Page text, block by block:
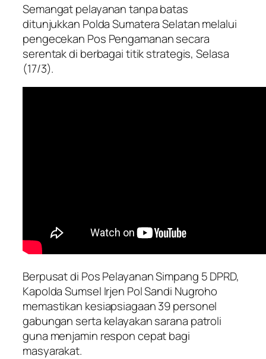
Semangat pelayanan tanpa batas
ditunjukkan Polda Sumatera Selatan melalui
pengecekan Pos Pengamanan secara
serentak di berbagai titik strategis, Selasa
(17/3).
Berpusat di Pos Pelayanan Simpang 5 DPRD,
Kapolda Sumsel Irjen Pol Sandi Nugroho
memastikan kesiapsiagaan 39 personel
gabungan serta kelayakan sarana patroli
guna menjamin respon cepat bagi
masyarakat.